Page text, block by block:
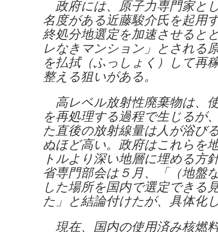
政府には、原子力専門家と
名度がある近藤駿介氏を起用
終処分地選定を加速させると
レなきマンション」とされる
を払拭（ふっしょく）して再
整える狙いがある。
高レベル放射性廃棄物は、
を再処理する過程で生じるが
た直後の放射線量は人が浴び
ぬほど高い。政府はこれらを
トルより深い地層に埋める方
省専門部会は５月、「（地盤
した場所を国内で選定できる
た」と結論付けたが、具体化
現在、国内の使用済み核燃